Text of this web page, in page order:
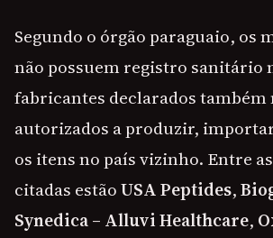
Segundo o órgão paraguaio, os
não possuem registro sanitário
fabricantes declarados também
autorizados a produzir,
os itens no país vizinho. Entre
citadas estãoUSA Peptides,
Synedica – Alluvi Healthcare,